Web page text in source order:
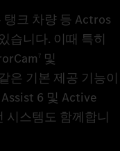
크 차량 등 Actros
습니다. 이때 특히
7 및
은 기본 제공 기능이
6 및 Active
시스템도 함께합니